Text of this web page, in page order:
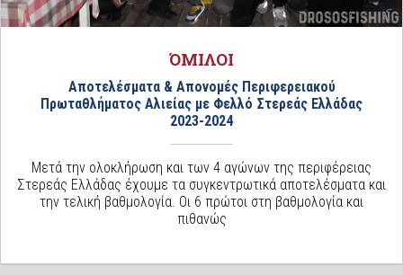
ΌΜΙΛΟΙ
Αποτελέσματα & Απονομές Περιφερειακού
Πρωταθλήματος Αλιείας με Φελλό Στερεάς Ελλάδας
2023-2024
Μετά την ολοκλήρωση και των 4 αγώνων της περιφέρειας
Στερεάς Ελλάδας έχουμε τα συγκεντρωτικά αποτελέσματα και
την τελική βαθμολογία. Οι 6 πρώτοι στη βαθμολογία και
πιθανώς